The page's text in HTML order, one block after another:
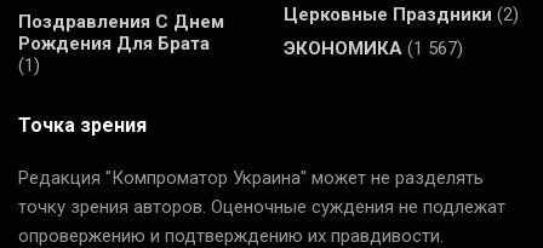
Поздравления С Днем
Рождения Для Брата
(1)
Церковные Праздники (2)
ЭКОНОМИКА (1 567)
Точка зрения
Редакция "Компроматор Украина" может не разделять
точку зрения авторов. Оценочные суждения не подлежат
опровержению и подтверждению их правдивости.